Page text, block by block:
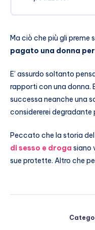
Ma ciò che più gli preme
pagato una donna
E’ assurdo soltanto
rapporti con una donna.
successa neanche una
considererei degradante
Peccato che la storia del
di sesso e droga siano
sue protette. Altro che